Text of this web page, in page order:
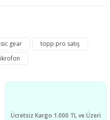
öneri formunu
ederiz.
bulunuyor.
pahalı.
gear
topp pro satış
Ücretsiz Kargo 1.000 TL ve Üzeri